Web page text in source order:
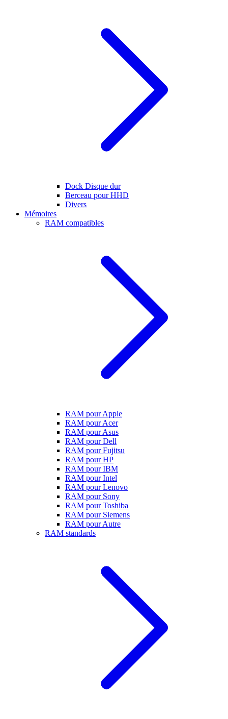
Dock Disque dur
Berceau pour HHD
Divers
Mémoires
RAM compatibles
RAM pour Apple
RAM pour Acer
RAM pour Asus
RAM pour Dell
RAM pour Fujitsu
RAM pour HP
RAM pour IBM
RAM pour Intel
RAM pour Lenovo
RAM pour Sony
RAM pour Toshiba
RAM pour Siemens
RAM pour Autre
RAM standards